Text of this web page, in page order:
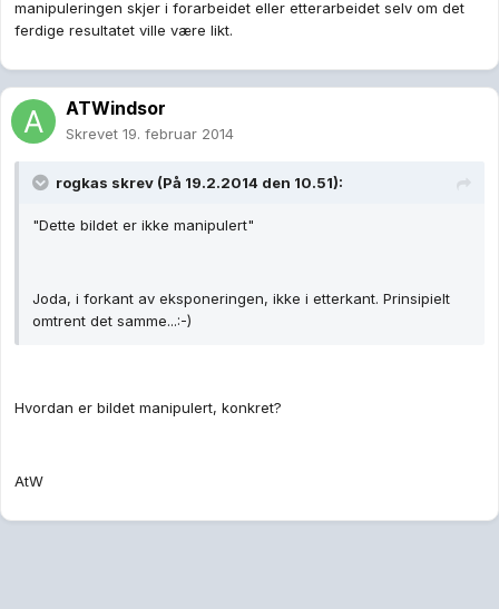
manipuleringen skjer i forarbeidet eller etterarbeidet selv om det
ferdige resultatet ville være likt.
ATWindsor
Skrevet 19. februar 2014
rogkas skrev (På 19.2.2014 den 10.51):
"Dette bildet er ikke manipulert"
Joda, i forkant av eksponeringen, ikke i etterkant. Prinsipielt
omtrent det samme...:-)
Hvordan er bildet manipulert, konkret?
AtW